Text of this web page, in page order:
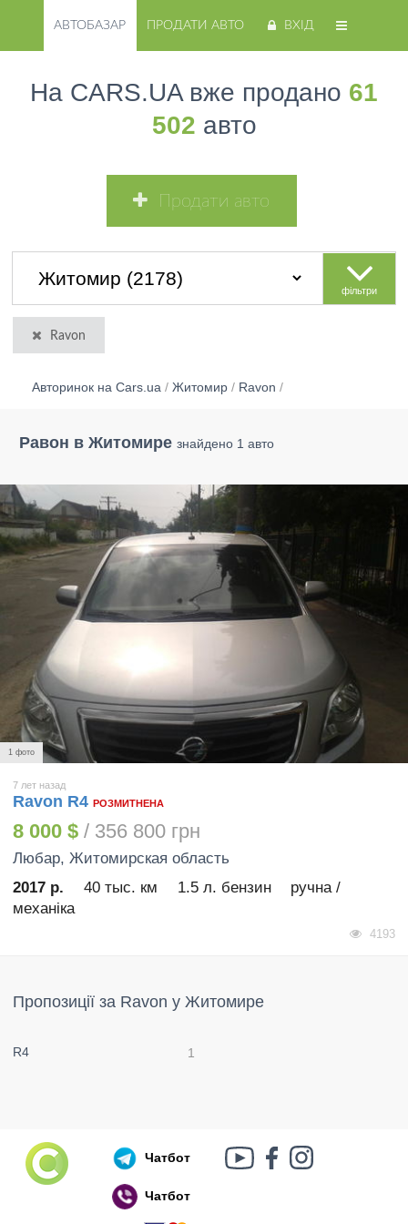
Російський воєнний корабель, іди нах..й!
АВТОБАЗАР ПРОДАТИ АВТО ВХІД
На CARS.UA вже продано 61
502 авто
Продати авто
фільтри
Ravon
Авторинок на Cars.ua / Житомир / Ravon /
Равон в Житомире знайдено 1 авто
1 фото
7 лет назад
Ravon R4 РОЗМИТНЕНА
8 000 $ / 356 800 грн
Любар, Житомирская область
2017 р.
40 тыс. км 1.5 л. бензин
ручна /
механіка
4193
Пропозиції за Ravon у Житомире
R4 1
Чатбот
Чатбот